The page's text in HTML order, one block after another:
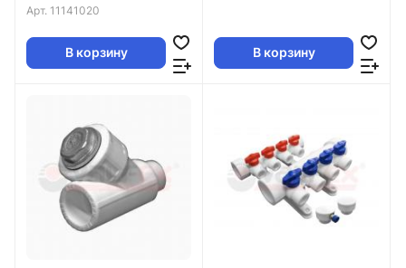
(200/20) (Valfex) БЕЛЫЙ
Арт. 11141020
В корзину В корзину